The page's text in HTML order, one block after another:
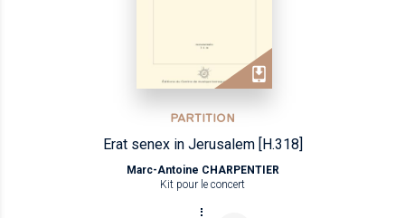
PARTITION
Erat senex in Jerusalem [H.318]
Marc-Antoine CHARPENTIER
Kit pour le concert